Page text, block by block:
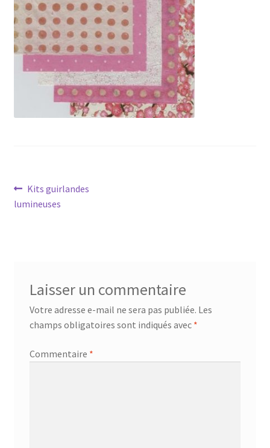
Navigation
de
Article
précédent :
Kits guirlandes
lumineuses
Laisser un commentaire
Votre adresse e-mail ne sera pas publiée. Les
champs obligatoires sont indiqués avec *
Commentaire *